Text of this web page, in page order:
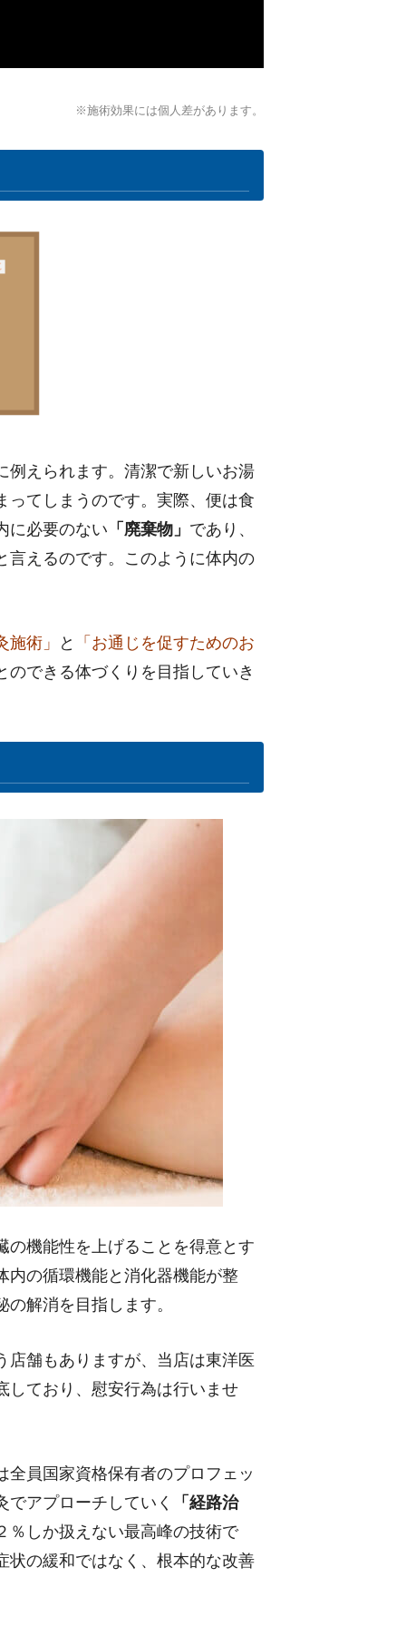
※施術効果には個人差があります。
例えられます。清潔で新しいお湯
ってしまうのです。実際、便は食
に必要のない 「廃棄物」 であり、
言えるのです。このように体内の
施術」 と
「お通じを促すためのお
できる体づくりを目指していき
の機能性を上げることを得意とす
内の循環機能と消化器機能が整
解消を目指します。
店舗もありますが、当店は東洋医
しており、慰安行為は行いませ
員国家資格保有者のプロフェッ
アプローチしていく
「経路治
％しか扱えない最高峰の技術で
状の緩和ではなく、根本的な改善